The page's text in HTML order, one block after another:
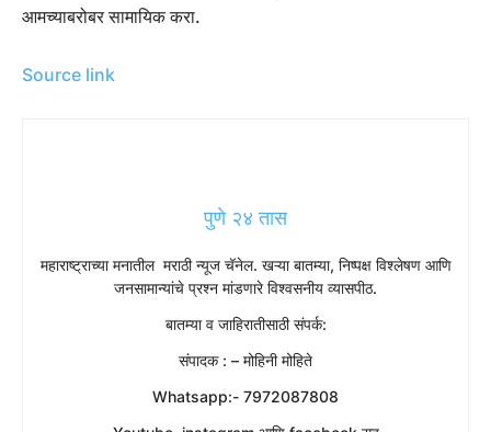
आमच्याबरोबर सामायिक करा.
Source link
पुणे २४ तास
महाराष्ट्राच्या मनातील मराठी न्यूज चॅनेल. खऱ्या बातम्या, निष्पक्ष विश्लेषण आणि
जनसामान्यांचे प्रश्न मांडणारे विश्वसनीय व्यासपीठ.
बातम्या व जाहिरातीसाठी संपर्क:
संपादक : – मोहिनी मोहिते
Whatsapp:- 7972087808